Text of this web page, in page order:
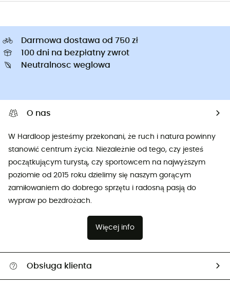
Darmowa dostawa od 750 zł
100 dni na bezpłatny zwrot
Neutralnosc weglowa
O nas
W Hardloop jesteśmy przekonani, że ruch i natura powinny
stanowić centrum życia. Niezależnie od tego, czy jesteś
początkującym turystą, czy sportowcem na najwyższym
poziomie od 2015 roku dzielimy się naszym gorącym
zamiłowaniem do dobrego sprzętu i radosną pasją do
wypraw po bezdrożach.
Więcej info
Obsługa klienta